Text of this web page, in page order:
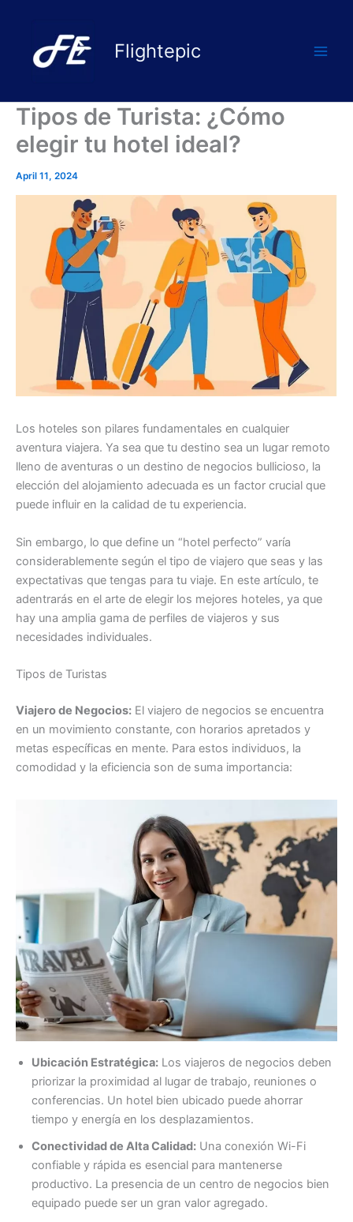
content
Flightepic
Tipos de Turista: ¿Cómo
elegir tu hotel ideal?
April 11, 2024
Los hoteles son pilares fundamentales en cualquier
aventura viajera. Ya sea que tu destino sea un lugar remoto
lleno de aventuras o un destino de negocios bullicioso, la
elección del alojamiento adecuada es un factor crucial que
puede influir en la calidad de tu experiencia.
Sin embargo, lo que define un “hotel perfecto” varía
considerablemente según el tipo de viajero que seas y las
expectativas que tengas para tu viaje. En este artículo, te
adentrarás en el arte de elegir los mejores hoteles, ya que
hay una amplia gama de perfiles de viajeros y sus
necesidades individuales.
Tipos de Turistas
Viajero de Negocios: El viajero de negocios se encuentra
en un movimiento constante, con horarios apretados y
metas específicas en mente. Para estos individuos, la
comodidad y la eficiencia son de suma importancia:
Ubicación Estratégica: Los viajeros de negocios deben
priorizar la proximidad al lugar de trabajo, reuniones o
conferencias. Un hotel bien ubicado puede ahorrar
tiempo y energía en los desplazamientos.
Conectividad de Alta Calidad: Una conexión Wi-Fi
confiable y rápida es esencial para mantenerse
productivo. La presencia de un centro de negocios bien
equipado puede ser un gran valor agregado.